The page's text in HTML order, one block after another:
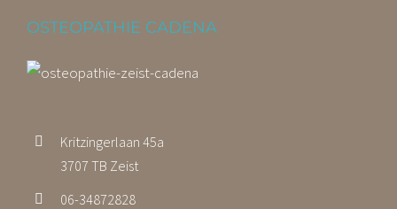
OSTEOPATHIE CADENA
Kritzingerlaan 45a
3707 TB Zeist
06-34872828